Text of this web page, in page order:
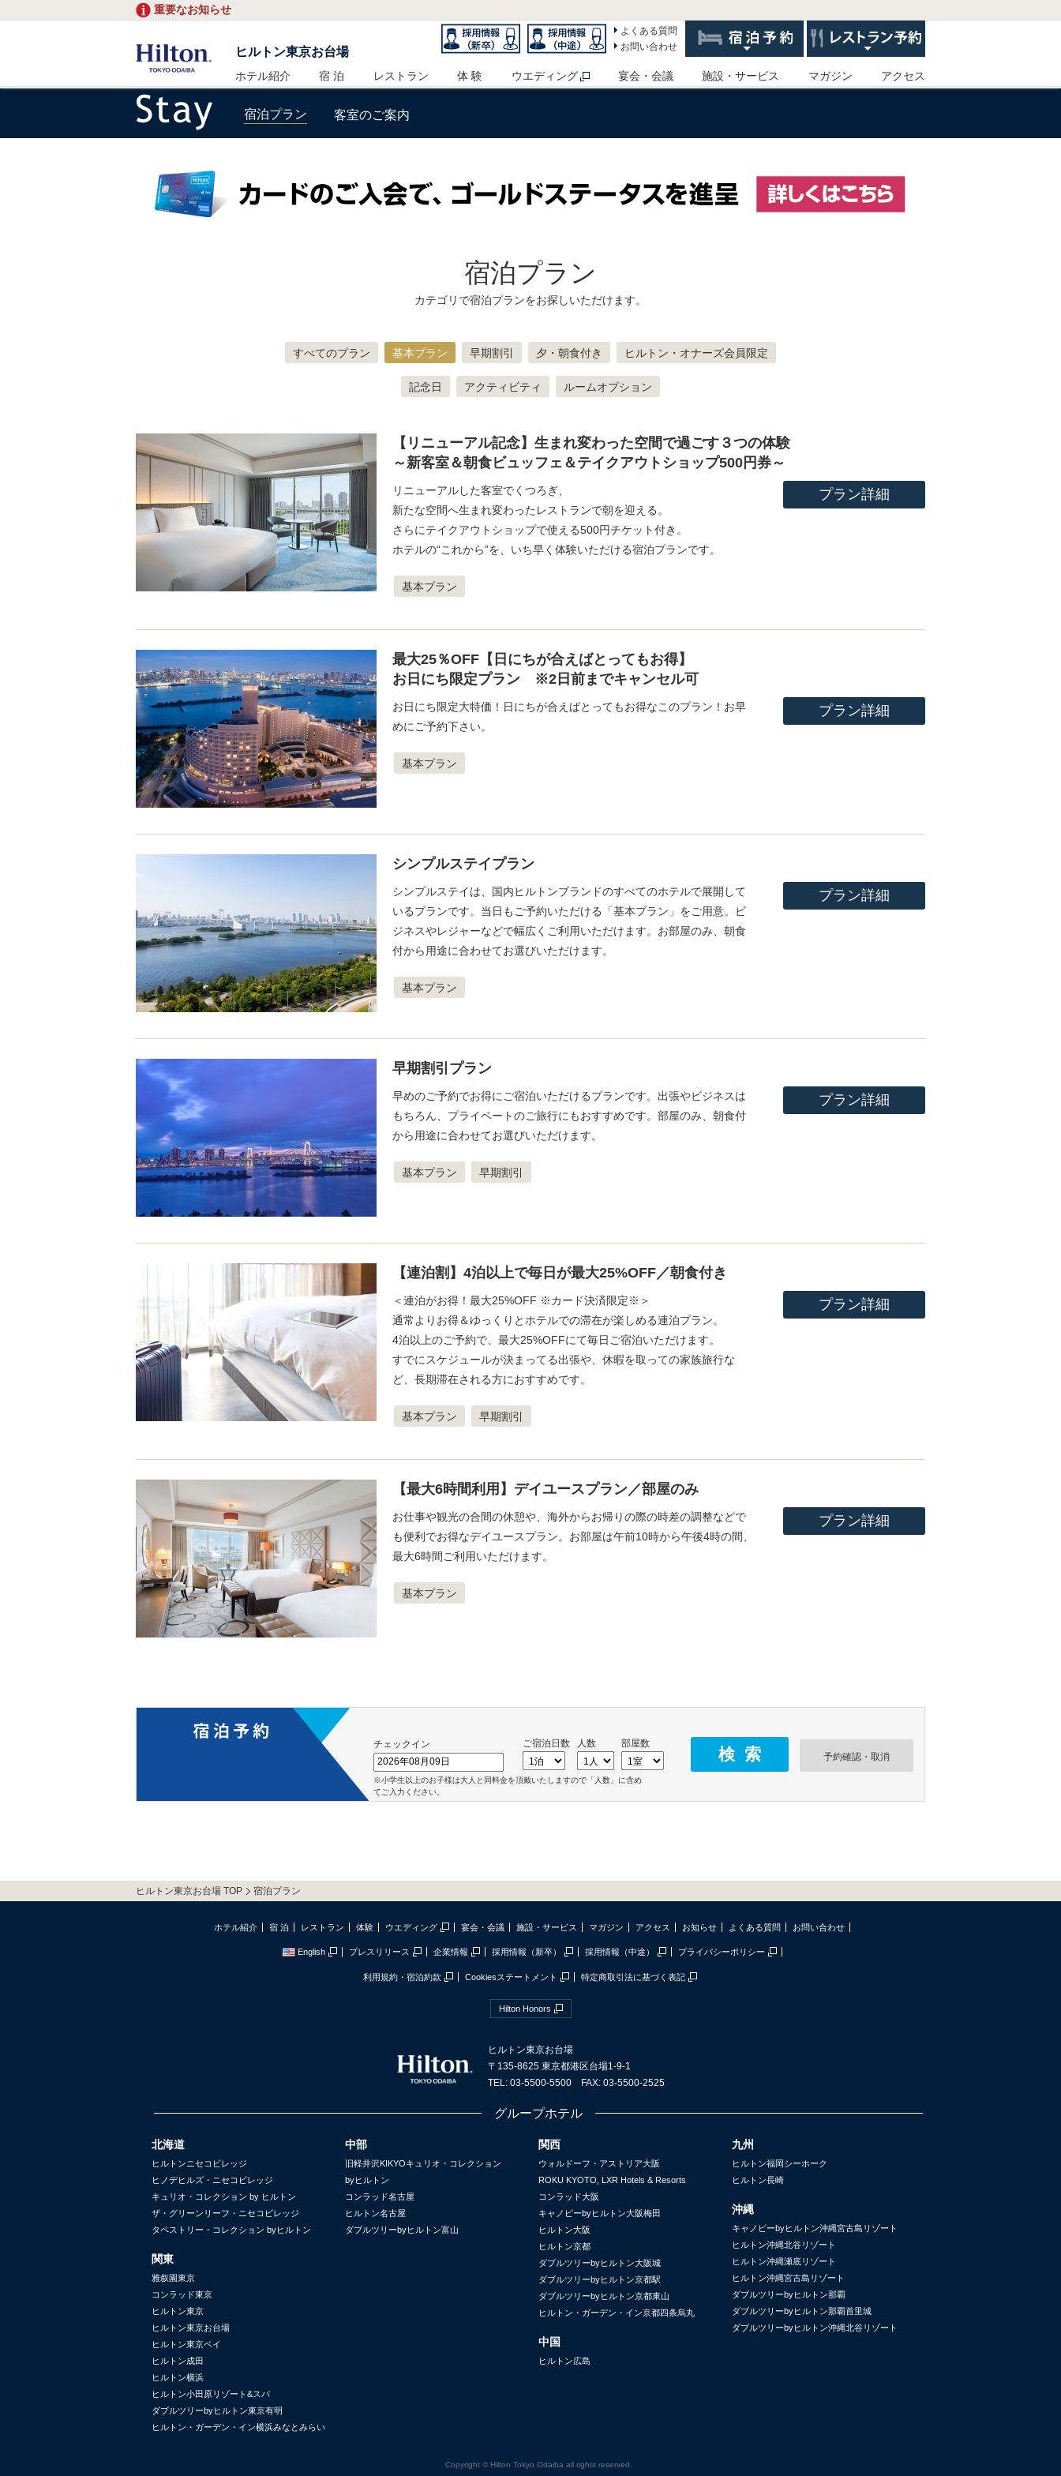
重要なお知らせ
ヒルトン東京お台場
よくある質問
お問い合わせ
ホテル紹介 宿 泊 レストラン 体 験 ウエディング 宴会・会議 施設・サービス マガジン アクセス
宿泊プラン 客室のご案内
宿泊プラン
カテゴリで宿泊プランをお探しいただけます。
すべてのプラン 基本プラン 早期割引 夕・朝食付き ヒルトン・オナーズ会員限定
記念日 アクティビティ ルームオプション
【リニューアル記念】生まれ変わった空間で過ごす３つの体験
～新客室＆朝食ビュッフェ＆テイクアウトショップ500円券～
リニューアルした客室でくつろぎ、
新たな空間へ生まれ変わったレストランで朝を迎える。
さらにテイクアウトショップで使える500円チケット付き。
ホテルの“これから”を、いち早く体験いただける宿泊プランです。
基本プラン
プラン詳細
最大25％OFF【日にちが合えばとってもお得】
お日にち限定プラン ※2日前までキャンセル可
お日にち限定大特価！日にちが合えばとってもお得なこのプラン！お早
めにご予約下さい。
基本プラン
プラン詳細
シンプルステイプラン
シンプルステイは、国内ヒルトンブランドのすべてのホテルで展開して
いるプランです。当日もご予約いただける「基本プラン」をご用意。ビ
ジネスやレジャーなどで幅広くご利用いただけます。お部屋のみ、朝食
付から用途に合わせてお選びいただけます。
基本プラン
プラン詳細
早期割引プラン
早めのご予約でお得にご宿泊いただけるプランです。出張やビジネスは
もちろん、プライベートのご旅行にもおすすめです。部屋のみ、朝食付
から用途に合わせてお選びいただけます。
基本プラン 早期割引
プラン詳細
【連泊割】4泊以上で毎日が最大25%OFF／朝食付き
＜連泊がお得！最大25%OFF ※カード決済限定※＞
通常よりお得＆ゆっくりとホテルでの滞在が楽しめる連泊プラン。
4泊以上のご予約で、最大25%OFFにて毎日ご宿泊いただけます。
すでにスケジュールが決まってる出張や、休暇を取っての家族旅行な
ど、長期滞在される方におすすめです。
基本プラン 早期割引
プラン詳細
【最大6時間利用】デイユースプラン／部屋のみ
お仕事や観光の合間の休憩や、海外からお帰りの際の時差の調整などで
も便利でお得なデイユースプラン。お部屋は午前10時から午後4時の間、
最大6時間ご利用いただけます。
基本プラン
プラン詳細
チェックイン ご宿泊日数 人数
部屋数
予約確認・取消
※小学生以上のお子様は大人と同料金を頂戴いたしますので「人数」に含め
てご入力ください。
ヒルトン東京お台場 TOP 宿泊プラン
ホテル紹介 宿 泊 レストラン 体験 ウエディング 宴会・会議 施設・サービス マガジン アクセス お知らせ よくある質問 お問い合わせ
English プレスリリース 企業情報 採用情報（新卒） 採用情報（中途） プライバシーポリシー
利用規約・宿泊約款 Cookiesステートメント 特定商取引法に基づく表記
Hilton Honors
ヒルトン東京お台場
〒135-8625 東京都港区台場1-9-1
TEL: 03-5500-5500 FAX: 03-5500-2525
グループホテル
北海道
ヒルトンニセコビレッジ
ヒノデヒルズ・ニセコビレッジ
キュリオ・コレクション by ヒルトン
ザ・グリーンリーフ・ニセコビレッジ
タペストリー・コレクション byヒルトン
関東
雅叙園東京
コンラッド東京
ヒルトン東京
ヒルトン東京お台場
ヒルトン東京ベイ
ヒルトン成田
ヒルトン横浜
ヒルトン小田原リゾート&スパ
ダブルツリーbyヒルトン東京有明
ヒルトン・ガーデン・イン横浜みなとみらい
中部
旧軽井沢KIKYOキュリオ・コレクション
byヒルトン
コンラッド名古屋
ヒルトン名古屋
ダブルツリーbyヒルトン富山
関西
ウォルドーフ・アストリア大阪
ROKU KYOTO, LXR Hotels & Resorts
コンラッド大阪
キャノピーbyヒルトン大阪梅田
ヒルトン大阪
ヒルトン京都
ダブルツリーbyヒルトン大阪城
ダブルツリーbyヒルトン京都駅
ダブルツリーbyヒルトン京都東山
ヒルトン・ガーデン・イン京都四条烏丸
中国
ヒルトン広島
九州
ヒルトン福岡シーホーク
ヒルトン長崎
沖縄
キャノピーbyヒルトン沖縄宮古島リゾート
ヒルトン沖縄北谷リゾート
ヒルトン沖縄瀬底リゾート
ヒルトン沖縄宮古島リゾート
ダブルツリーbyヒルトン那覇
ダブルツリーbyヒルトン那覇首里城
ダブルツリーbyヒルトン沖縄北谷リゾート
Copyright © Hilton Tokyo Odaiba all rights reserved.